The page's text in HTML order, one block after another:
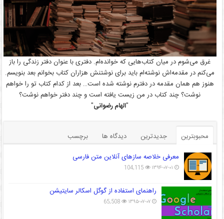
غرق می‌شوم در میان کتاب‌هایی که خوانده‌ام. دفتری با عنوان دفتر زندگی را باز
می‌کنم در مقدمه‌اش نوشته‌ام باید برای نوشتنش هزاران کتاب بخوانم بعد بنویسم.
هنوز هم همان مقدمه در دفترم نوشته شده است… بعد از کدام کتاب تو را خواهم
نوشت؟ چند کتاب در من زیست یافته است و چند دفتر خواهم نوشت؟
"الهام رضوانی"
محبوبترین جدیدترین دیدگاه ها
برچسب
معرفی خلاصه سازهای آنلاین متن فارسی
۱۳۹۴-۰۷-۰۱ 104,115
راهنمای استفاده از گوگل اسکالر سایتیشن
۱۳۹۵-۰۷-۰۷ 65,508